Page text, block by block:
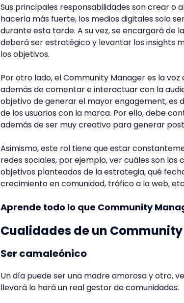
Sus principales responsabilidades son crear o
hacerla más fuerte, los medios digitales solo
durante esta tarde. A su vez, se encargará de
deberá ser estratégico y levantar los insights
los objetivos.
Por otro lado, el Community Manager es la
además de comentar e interactuar con la
objetivo de generar el mayor engagement, es
de los usuarios con la marca. Por ello, debe
además de ser muy creativo para generar
Asimismo, este rol tiene que estar
redes sociales, por ejemplo, ver cuáles son
objetivos planteados de la estrategia, qué
crecimiento en comunidad, tráfico a la web,
Aprende todo lo que Community
Cualidades de un
Ser camaleónico
Un día puede ser una madre amorosa y otro,
llevará lo hará un real gestor de comunidades.